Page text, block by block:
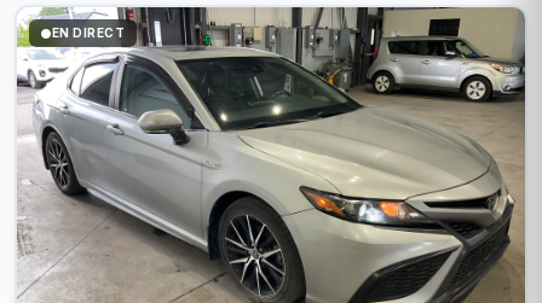
EN DIRECT